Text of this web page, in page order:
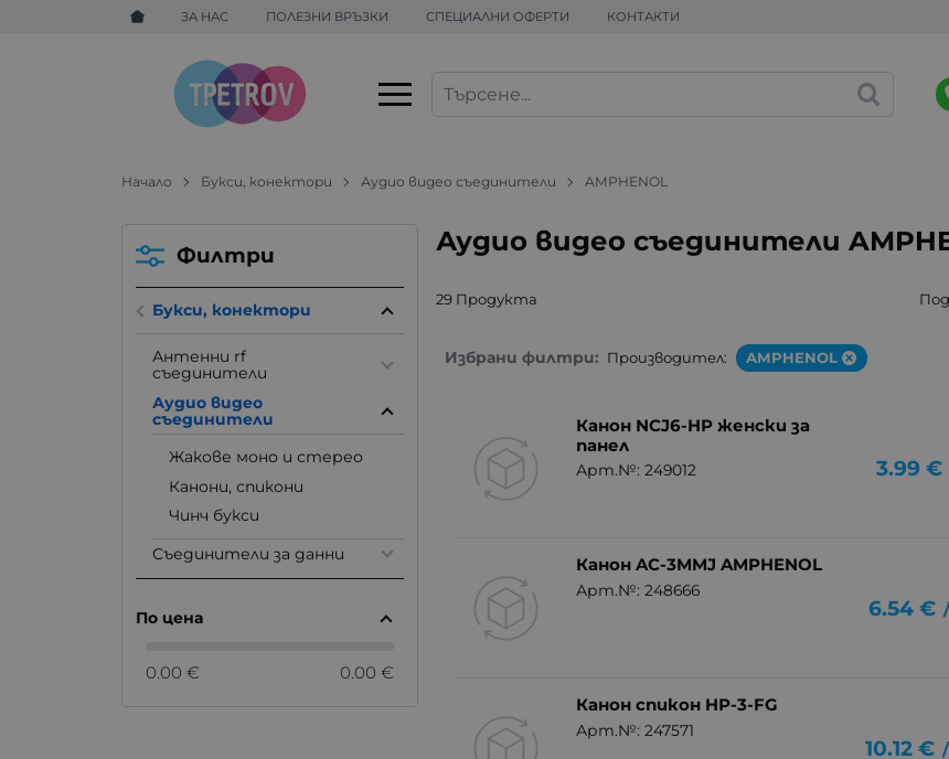
ЗА НАС ПОЛЕЗНИ ВРЪЗКИ СПЕЦИАЛНИ ОФЕРТИ КОНТАКТИ
Начало Букси, конектори Аудио видео съединители AMPHENOL
Аудио видео съединители
29 Продукта
Избрани филтри: Производител: AMPHENOL
Канон NCJ6-HP женски за
панел
Арт.№: 249012 3.99 €
Канон AC-3MMJ AMPHENOL
Арт.№: 248666
6.54 €
Канон спикон HP-3-FG
Арт.№: 247571
10.12 € /
Филтри
Букси, конектори
Антенни rf
съединители
Аудио видео
съединители
Жакове моно и стерео
Канони, спикони
Чинч букси
Съединители за данни
По цена
0.00 € 0.00 €